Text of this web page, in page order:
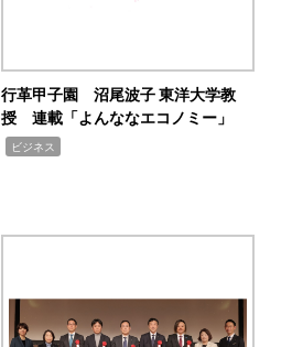
行革甲子園 沼尾波子 東洋大学教
授 連載「よんななエコノミー」
ビジネス